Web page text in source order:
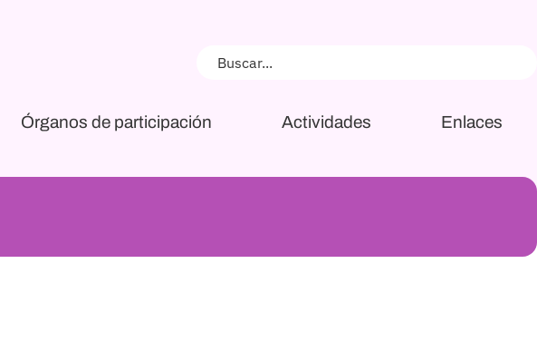
Órganos de participación Actividades Enlaces